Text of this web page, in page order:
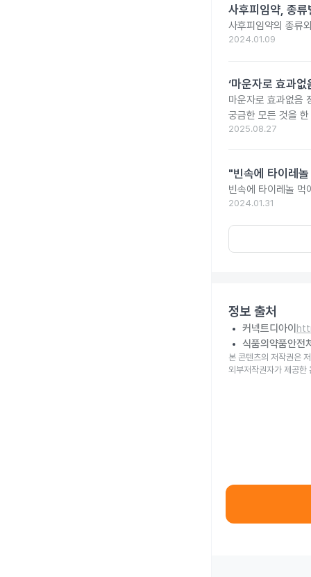
사후피임약, 종
사후피임약의 종류
2024.01.09
‘마운자로 효과
마운자로 효과없음
궁금한 모든 것을
2025.08.27
"빈속에 타이레
빈속에 타이레놀 먹
2024.01.31
정보 출처
커넥트디아이
식품의약품안전
본 콘텐츠의 저작권은
외부저작권자가 제공한